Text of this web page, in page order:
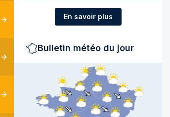
En savoir plus
Bulletin météo du jour